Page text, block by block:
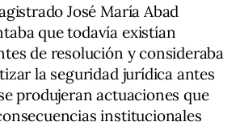
José María Abad
que todavía existían
de resolución y consideraba
la seguridad jurídica antes
produjeran actuaciones que
institucionales